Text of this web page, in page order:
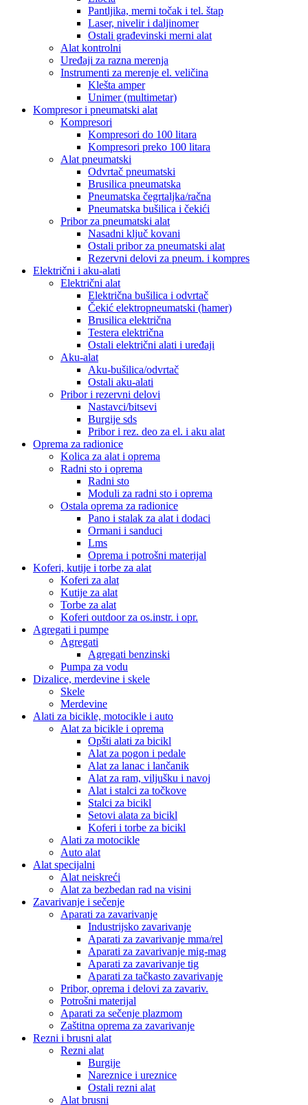
Pantljika, merni točak i tel. štap
Laser, nivelir i daljinomer
Ostali građevinski merni alat
Alat kontrolni
Uređaji za razna merenja
Instrumenti za merenje el. veličina
Klešta amper
Unimer (multimetar)
Kompresor i pneumatski alat
Kompresori
Kompresori do 100 litara
Kompresori preko 100 litara
Alat pneumatski
Odvrtač pneumatski
Brusilica pneumatska
Pneumatska čegrtaljka/račna
Pneumatska bušilica i čekići
Pribor za pneumatski alat
Nasadni ključ kovani
Ostali pribor za pneumatski alat
Rezervni delovi za pneum. i kompres
Električni i aku-alati
Električni alat
Električna bušilica i odvrtač
Čekić elektropneumatski (hamer)
Brusilica električna
Testera električna
Ostali električni alati i uređaji
Aku-alat
Aku-bušilica/odvrtač
Ostali aku-alati
Pribor i rezervni delovi
Nastavci/bitsevi
Burgije sds
Pribor i rez. deo za el. i aku alat
Oprema za radionice
Kolica za alat i oprema
Radni sto i oprema
Radni sto
Moduli za radni sto i oprema
Ostala oprema za radionice
Pano i stalak za alat i dodaci
Ormani i sanduci
Lms
Oprema i potrošni materijal
Koferi, kutije i torbe za alat
Koferi za alat
Kutije za alat
Torbe za alat
Koferi outdoor za os.instr. i opr.
Agregati i pumpe
Agregati
Agregati benzinski
Pumpa za vodu
Dizalice, merdevine i skele
Skele
Merdevine
Alati za bicikle, motocikle i auto
Alat za bicikle i oprema
Opšti alati za bicikl
Alat za pogon i pedale
Alat za lanac i lančanik
Alat za ram, viljušku i navoj
Alat i stalci za točkove
Stalci za bicikl
Setovi alata za bicikl
Koferi i torbe za bicikl
Alati za motocikle
Auto alat
Alat specijalni
Alat neiskreći
Alat za bezbedan rad na visini
Zavarivanje i sečenje
Aparati za zavarivanje
Industrijsko zavarivanje
Aparati za zavarivanje mma/rel
Aparati za zavarivanje mig-mag
Aparati za zavarivanje tig
Aparati za tačkasto zavarivanje
Pribor, oprema i delovi za zavariv.
Potrošni materijal
Aparati za sečenje plazmom
Zaštitna oprema za zavarivanje
Rezni i brusni alat
Rezni alat
Burgije
Nareznice i ureznice
Ostali rezni alat
Alat brusni